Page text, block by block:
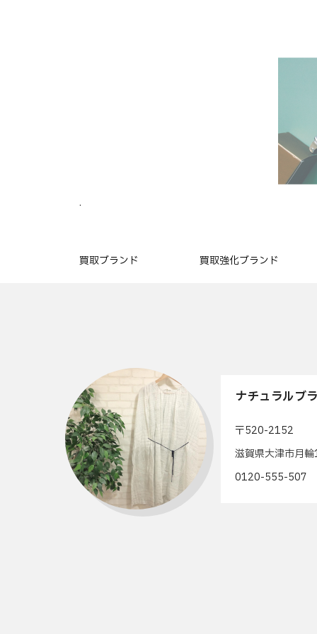
.
買取ブランド 買取強化ブランド
ナチュラルブ
〒520-2152
滋賀県大津市月
0120-555-507